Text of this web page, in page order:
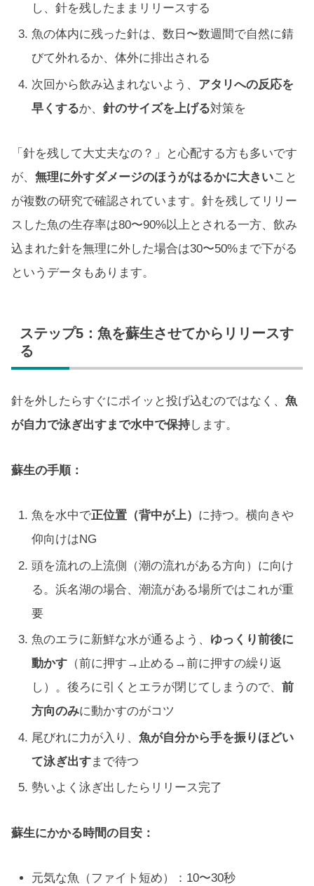
し、針を残したままリリースする
魚の体内に残った針は、数日〜数週間で自然に錆
びて外れるか、体外に排出される
次回から飲み込まれないよう、 アタリへの反応を
早くするか、針のサイズを上げる対策を
「針を残して大丈夫なの？」と心配する方も多いです
が、 無理に外すダメージのほうがはるかに大きいこと
が複数の研究で確認されています。針を残してリリー
スした魚の生存率は80〜90%以上とされる一方、飲み
込まれた針を無理に外した場合は30〜50%まで下がる
というデータもあります。
ステップ5：魚を蘇生させてからリリースす
る
針を外したらすぐにポイッと投げ込むのではなく、 魚
が自力で泳ぎ出すまで水中で保持します。
蘇生の手順：
魚を水中で正位置（背中が上） に持つ。横向きや
仰向けはNG
頭を流れの上流側（潮の流れがある方向）に向け
る。浜名湖の場合、潮流がある場所ではこれが重
要
魚のエラに新鮮な水が通るよう、 ゆっくり前後に
動かす （前に押す→止める→前に押すの繰り返
し）。後ろに引くとエラが閉じてしまうので、前
方向のみに動かすのがコツ
尾びれに力が入り、魚が自分から手を振りほどい
て泳ぎ出す まで待つ
勢いよく泳ぎ出したらリリース完了
蘇生にかかる時間の目安：
元気な魚（ファイト短め）：10〜30秒